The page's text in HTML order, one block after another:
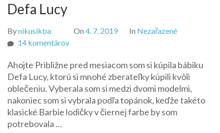
Defa Lucy
Bynikusikba On 4. 7. 2019 In Nezařazené
14 komentárovna
Lucy
Ahojte Približne pred mesiacom som si kúpila bábiku
Defa Lucy, ktorú si mnohé zberateľky kúpili kvôli
oblečeniu. Vyberala som si medzi dvomi modelmi,
nakoniec som si vybrala podľa topánok, keďže takéto
klasické Barbie lodičky v čiernej farbe by som
potrebovala …